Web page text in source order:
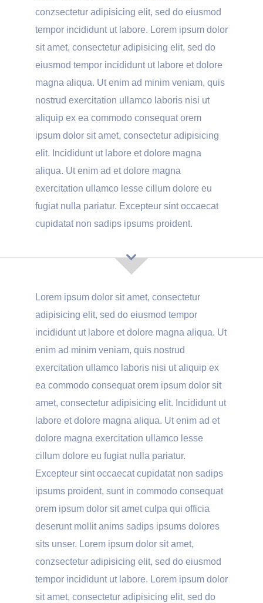
conzsectetur adipisicing elit, sed do eiusmod
tempor incididunt ut labore. Lorem ipsum dolor
sit amet, consectetur adipisicing elit, sed do
eiusmod tempor incididunt ut labore et dolore
magna aliqua. Ut enim ad minim veniam, quis
nostrud exercitation ullamco laboris nisi ut
aliquip ex ea commodo consequat orem
ipsum dolor sit amet, consectetur adipisicing
elit. Incididunt ut labore et dolore magna
aliqua. Ut enim ad et dolore magna
exercitation ullamco lesse cillum dolore eu
fugiat nulla pariatur. Excepteur sint occaecat
cupidatat non sadips ipsums proident.
Lorem ipsum dolor sit amet, consectetur
adipisicing elit, sed do eiusmod tempor
incididunt ut labore et dolore magna aliqua. Ut
enim ad minim veniam, quis nostrud
exercitation ullamco laboris nisi ut aliquip ex
ea commodo consequat orem ipsum dolor sit
amet, consectetur adipisicing elit. Incididunt ut
labore et dolore magna aliqua. Ut enim ad et
dolore magna exercitation ullamco lesse
cillum dolore eu fugiat nulla pariatur.
Excepteur sint occaecat cupidatat non sadips
ipsums proident, sunt in commodo consequat
orem ipsum dolor sit amet culpa qui officia
deserunt mollit anims sadips ipsums dolores
sits unser. Lorem ipsum dolor sit amet,
conzsectetur adipisicing elit, sed do eiusmod
tempor incididunt ut labore. Lorem ipsum dolor
sit amet, consectetur adipisicing elit, sed do